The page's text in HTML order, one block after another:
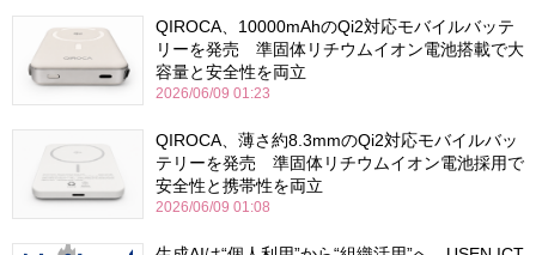
QIROCA、10000mAhのQi2対応モバイルバッテ
リーを発売 準固体リチウムイオン電池搭載で大
容量と安全性を両立
2026/06/09 01:23
QIROCA、薄さ約8.3mmのQi2対応モバイルバッ
テリーを発売 準固体リチウムイオン電池採用で
安全性と携帯性を両立
2026/06/09 01:08